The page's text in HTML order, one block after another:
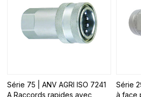
Série 75 | ANV AGRI ISO 7241
A Raccords rapides avec
Série
à face